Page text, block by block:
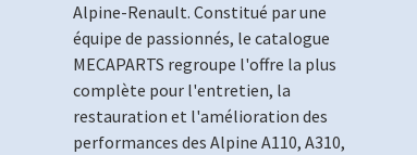
Alpine-Renault. Constitué par une
équipe de passionnés, le catalogue
MECAPARTS regroupe l'offre la plus
complète pour l'entretien, la
restauration et l'amélioration des
performances des Alpine A110, A310,